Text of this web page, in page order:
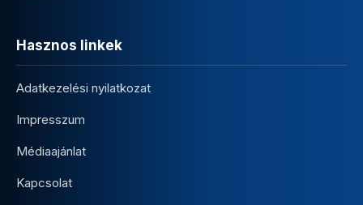
Hasznos linkek
Adatkezelési nyilatkozat
Impresszum
Médiaajánlat
Kapcsolat